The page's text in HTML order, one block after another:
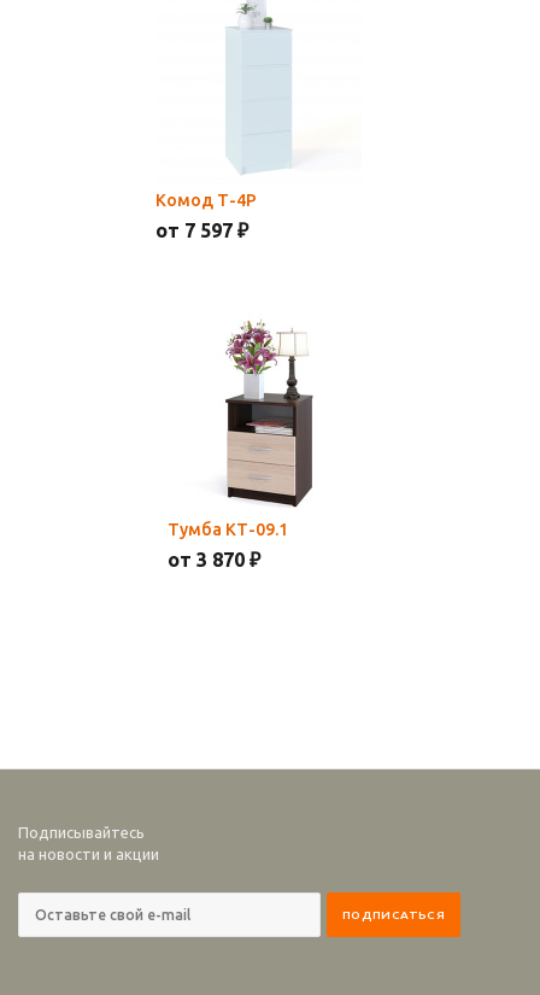
Комод Т-4Р
от 7 597 ₽
Тумба КТ-09.1
от 3 870 ₽
Подписывайтесь
на новости и акции